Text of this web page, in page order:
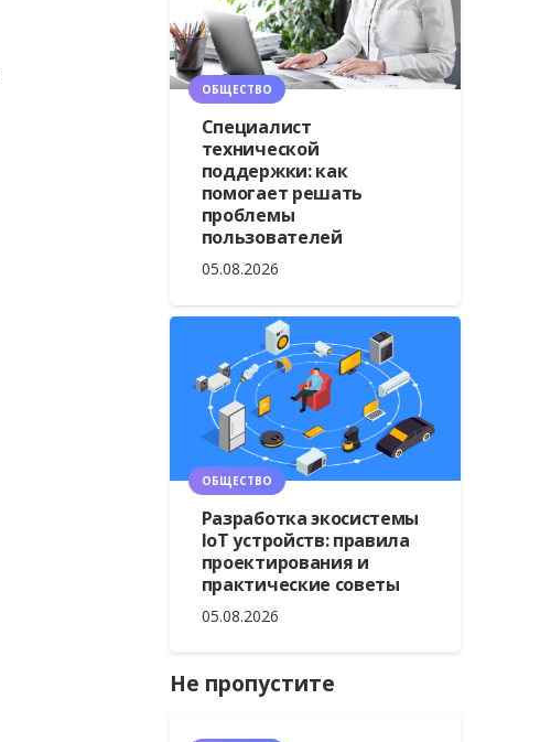
ОБЩЕСТВО
Специалист
технической
поддержки: как
помогает решать
проблемы
пользователей
05.08.2026
ОБЩЕСТВО
Разработка экосистемы
IoT устройств: правила
проектирования и
практические советы
05.08.2026
Не пропустите